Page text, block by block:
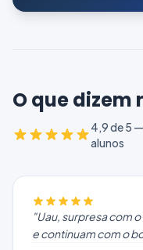
O que dizem
4,9 de 5
alunos
"Uau, surpresa com
e continuam com o